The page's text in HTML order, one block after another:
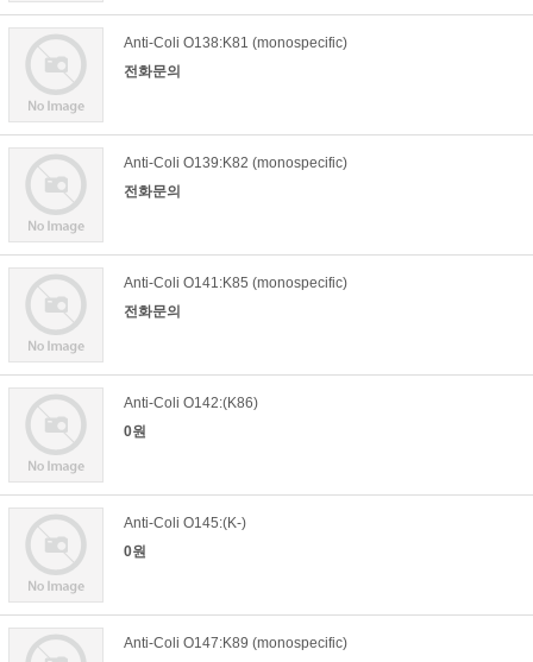
Anti-Coli O138:K81 (monospecific)
전화문의
Anti-Coli O139:K82 (monospecific)
전화문의
Anti-Coli O141:K85 (monospecific)
전화문의
Anti-Coli O142:(K86)
0원
Anti-Coli O145:(K-)
0원
Anti-Coli O147:K89 (monospecific)